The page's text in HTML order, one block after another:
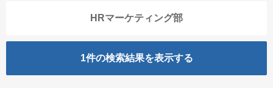
HRマーケティング部
1件の検索結果を表示する